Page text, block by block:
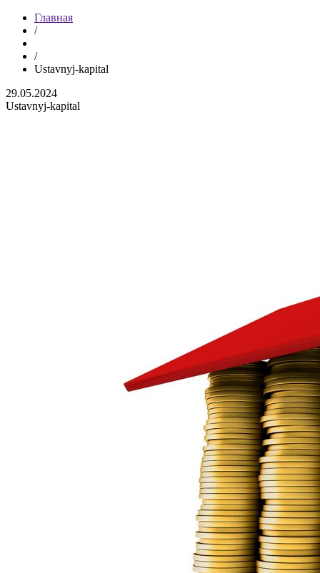
Главная
/
/
Ustavnyj-kapital
29.05.2024
Ustavnyj-kapital